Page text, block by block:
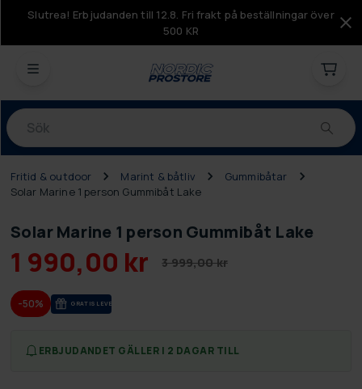
Slutrea! Erbjudanden till 12.8. Fri frakt på beställningar över
500 KR
Produkter
Fritid & outdoor Marint & båtliv
Gummibåtar
Solar Marine 1 person Gummibåt Lake
Solar Marine 1 person Gummibåt Lake
1 990,00 kr 3 999,00 kr
-50% GRA­TIS LE­VE­RANS
ERBJUDANDET GÄLLER I 2 DAGAR TILL